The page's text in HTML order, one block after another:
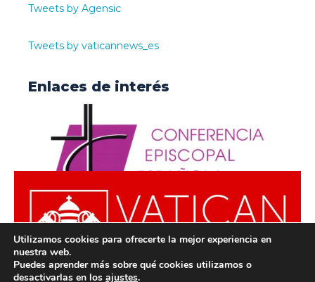
Tweets by Agensic
Tweets by vaticannews_es
Enlaces de interés
Utilizamos cookies para ofrecerte la mejor experiencia en
nuestra web.
Puedes aprender más sobre qué cookies utilizamos o
desactivarlas en los ajustes.